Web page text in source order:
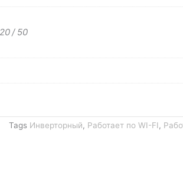
/ 50
Tags Инверторный, Работает по WI-FI,